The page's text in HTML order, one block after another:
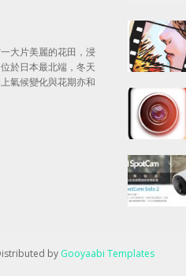
大片美麗的花田，浸
於日本最北端，冬天
氣候變化與花期亦和
by Gooyaabi Templates